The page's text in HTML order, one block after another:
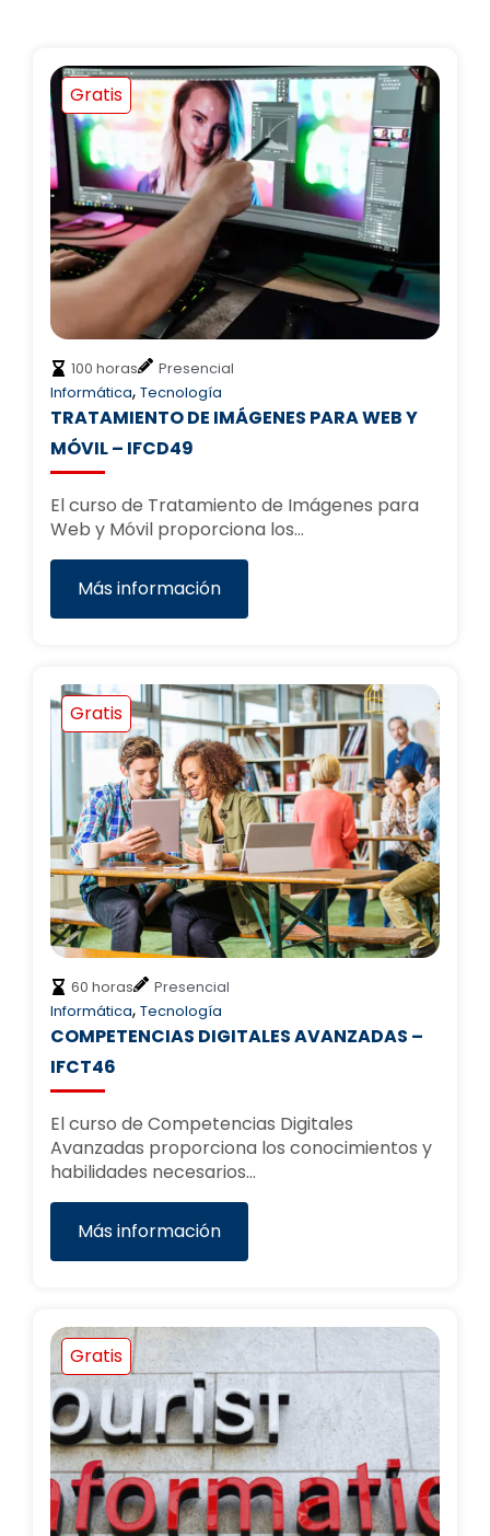
Gratis
100 horas
Presencial
Informática, Tecnología
TRATAMIENTO DE IMÁGENES PARA WEB Y
MÓVIL – IFCD49
El curso de Tratamiento de Imágenes para
Web y Móvil proporciona los…
Más información
Gratis
60 horas
Presencial
Informática, Tecnología
COMPETENCIAS DIGITALES AVANZADAS –
IFCT46
El curso de Competencias Digitales
Avanzadas proporciona los conocimientos y
habilidades necesarios…
Más información
Gratis